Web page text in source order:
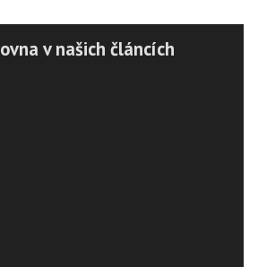
v našich článcích